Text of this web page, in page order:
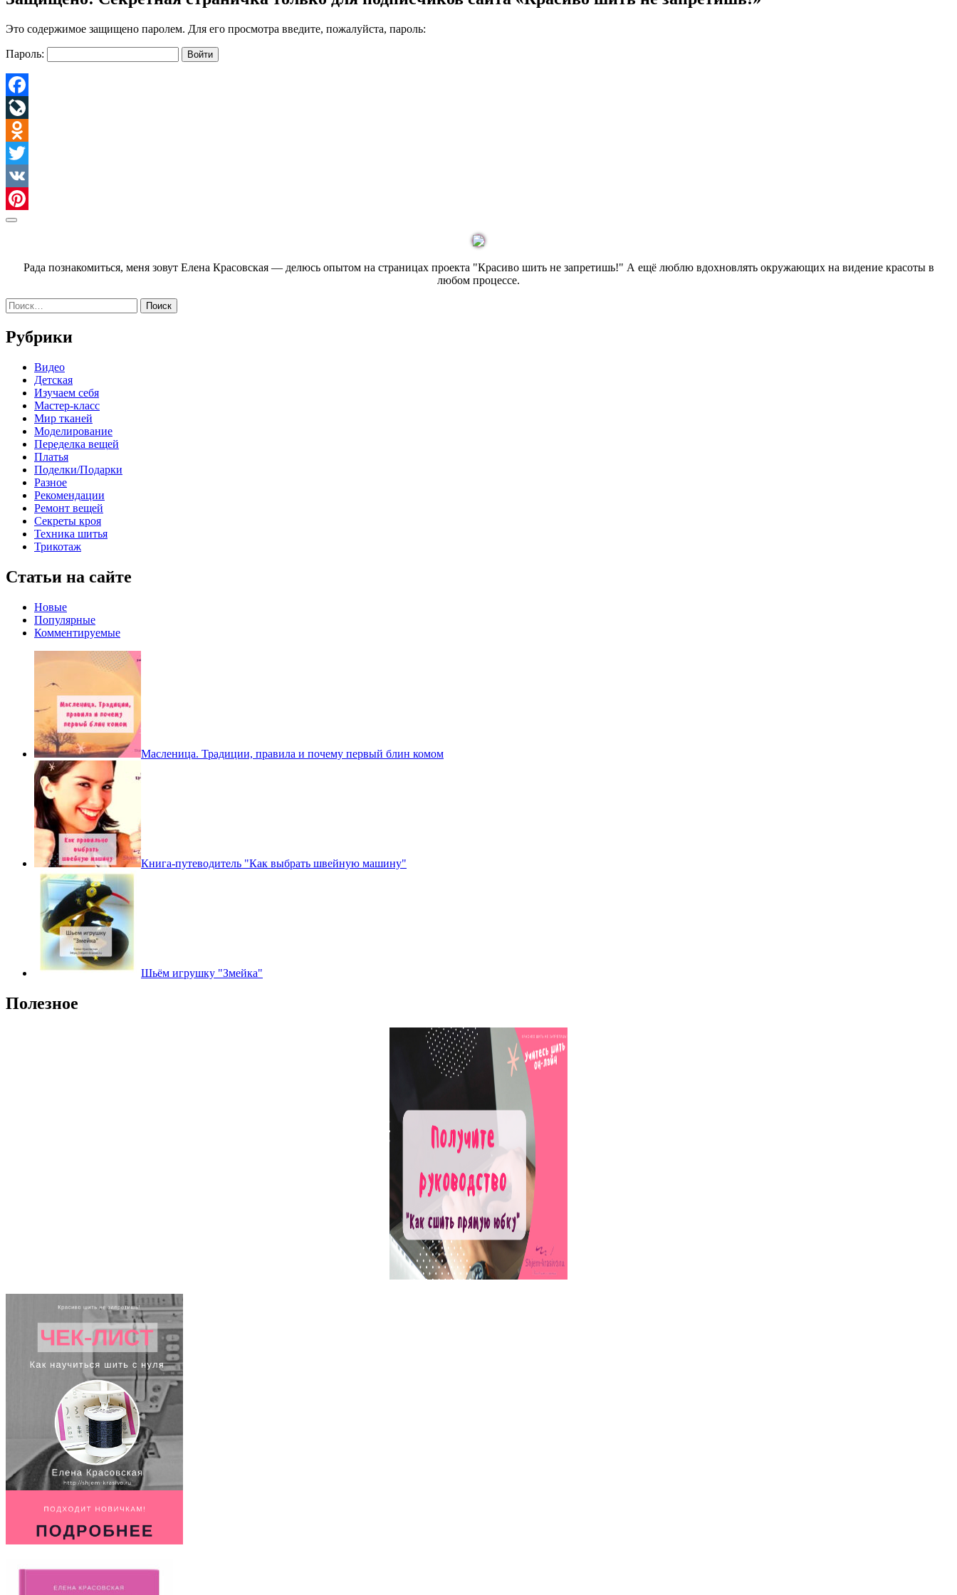
Это содержимое защищено паролем. Для его просмотра введите, пожалуйста, пароль:
Пароль:
Facebook
LiveJournal
Odnoklassniki
Twitter
VK
Pinterest
Sidebar
Рада познакомиться, меня зовут Елена Красовская — делюсь опытом на страницах проекта "Красиво шить не запретишь!" А ещё люблю вдохновлять окружающих на видение красоты в
любом процессе.
Найти:
Рубрики
Видео
Детская
Изучаем себя
Мастер-класс
Мир тканей
Моделирование
Переделка вещей
Платья
Поделки/Подарки
Разное
Рекомендации
Ремонт вещей
Секреты кроя
Техника шитья
Трикотаж
Статьи на сайте
Новые
Популярные
Комментируемые
Масленица. Традиции, правила и почему первый блин комом
Книга-путеводитель "Как выбрать швейную машину"
Шьём игрушку "Змейка"
Полезное